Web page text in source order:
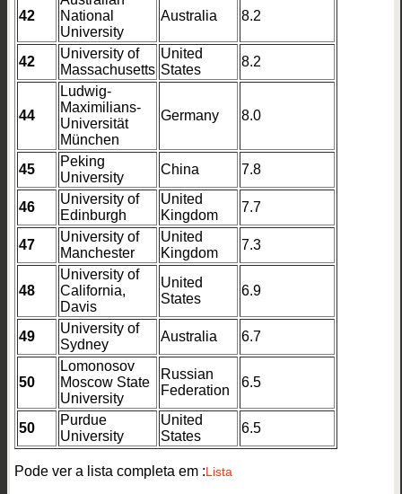
42
National
University
Australia 8.2
42
University of
Massachusetts
United
States
8.2
44
Ludwig-
Maximilians-
Universität
München
Germany 8.0
45
Peking
University
China 7.8
46
University of
Edinburgh
United
Kingdom
7.7
47
University of
Manchester
United
Kingdom
7.3
48
University of
California,
Davis
United
States
6.9
49
University of
Sydney
Australia 6.7
50
Lomonosov
Moscow State
University
Russian
Federation
6.5
50
Purdue
University
United
States
6.5
Pode ver a lista completa em :Lista